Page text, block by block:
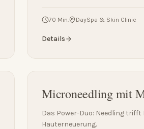
70 Min. DaySpa & Skin Clinic
Details
Microneedling mit
Das Power-Duo: Needling
Hauterneuerung.